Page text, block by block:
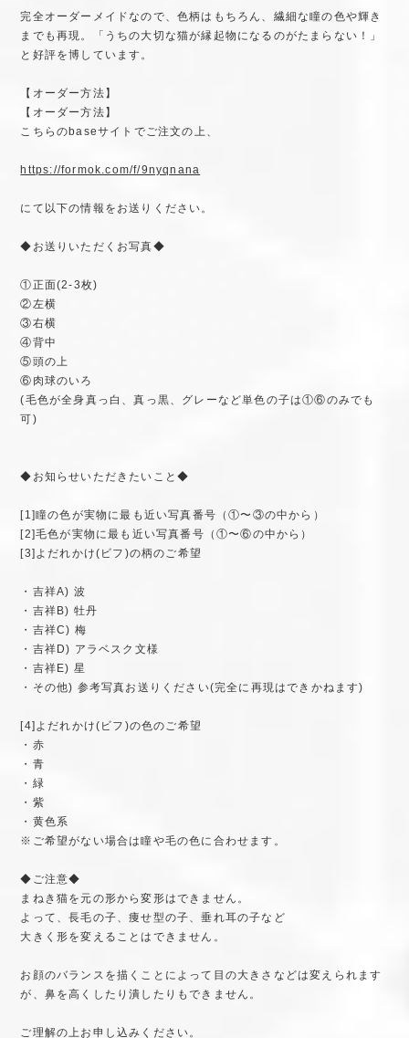
完全オーダーメイドなので、色柄はもちろん、繊細な瞳の色や輝き
までも再現。「うちの大切な猫が縁起物になるのがたまらない！」
と好評を博しています。
【オーダー方法】
【オーダー方法】
こちらのbaseサイトでご注文の上、
https://formok.com/f/9nyqnana
にて以下の情報をお送りください。
◆お送りいただくお写真◆
①正面(2-3枚)
②左横
③右横
④背中
⑤頭の上
⑥肉球のいろ
(毛色が全身真っ白、真っ黒、グレーなど単色の子は①⑥のみでも
可)
◆お知らせいただきたいこと◆
[1]瞳の色が実物に最も近い写真番号（①〜③の中から）
[2]毛色が実物に最も近い写真番号（①〜⑥の中から）
[3]よだれかけ(ビフ)の柄のご希望
・吉祥A) 波
・吉祥B) 牡丹
・吉祥C) 梅
・吉祥D) アラベスク文様
・吉祥E) 星
・その他) 参考写真お送りください(完全に再現はできかねます)
[4]よだれかけ(ビフ)の色のご希望
・赤
・青
・緑
・紫
・黄色系
※ご希望がない場合は瞳や毛の色に合わせます。
◆ご注意◆
まねき猫を元の形から変形はできません。
よって、長毛の子、痩せ型の子、垂れ耳の子など
大きく形を変えることはできません。
お顔のバランスを描くことによって目の大きさなどは変えられます
が、鼻を高くしたり潰したりもできません。
ご理解の上お申し込みください。